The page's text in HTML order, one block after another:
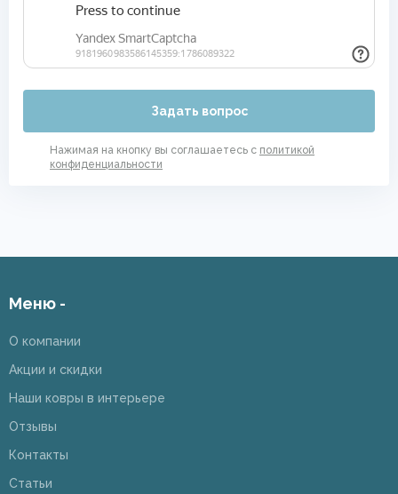
Задать вопрос
Нажимая на кнопку вы соглашаетесь с политикой
конфиденциальности
Меню -
О компании
Акции и скидки
Наши ковры в интерьере
Отзывы
Контакты
Статьи